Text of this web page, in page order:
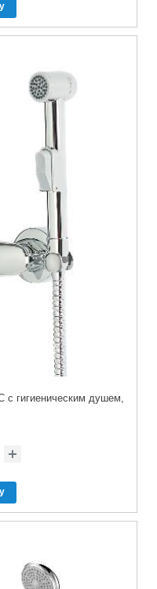
с гигиеническим душем,